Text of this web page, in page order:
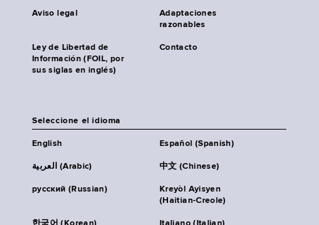
Aviso legal
Adaptaciones
razonables
Ley de Libertad de
Información (FOIL, por
sus siglas en inglés)
Contacto
Seleccione el idioma
English Español (Spanish)
العربية (Arabic) 中文 (Chinese)
русский (Russian)
Kreyòl Ayisyen
(Haitian-Creole)